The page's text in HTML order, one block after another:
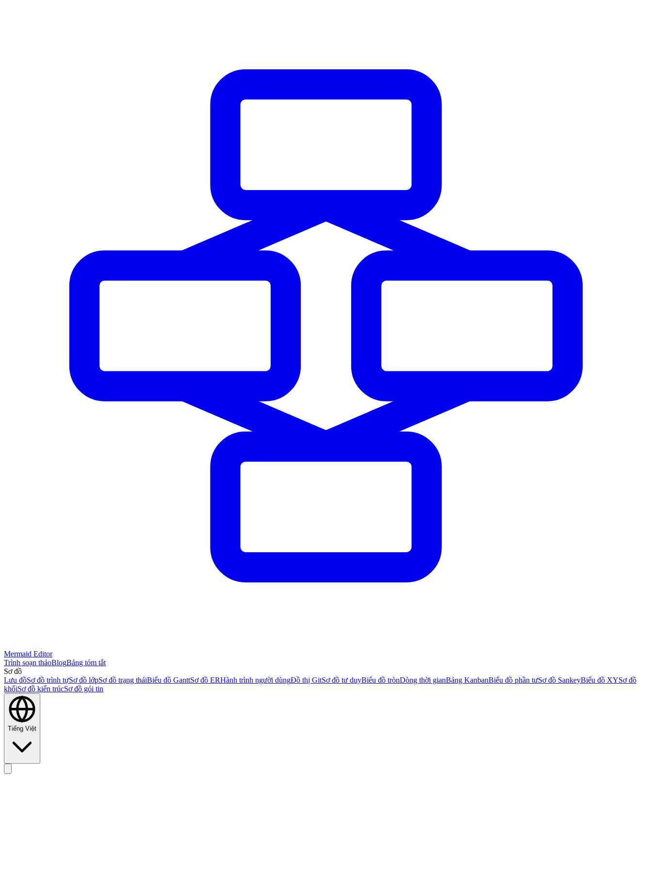
Mermaid Editor
Trình soạn thảoBlogBảng tóm tắt
Sơ đồ
Lưu đồSơ đồ trình tựSơ đồ lớpSơ đồ trạng tháiBiểu đồ GanttSơ đồ ERHành trình người dùngĐồ thị GitSơ đồ tư duyBiểu đồ trònDòng thời gianBảng KanbanBiểu đồ phần tưSơ đồ SankeyBiểu đồ XYSơ đồ
khốiSơ đồ kiến trúcSơ đồ gói tin
Tiếng Việt